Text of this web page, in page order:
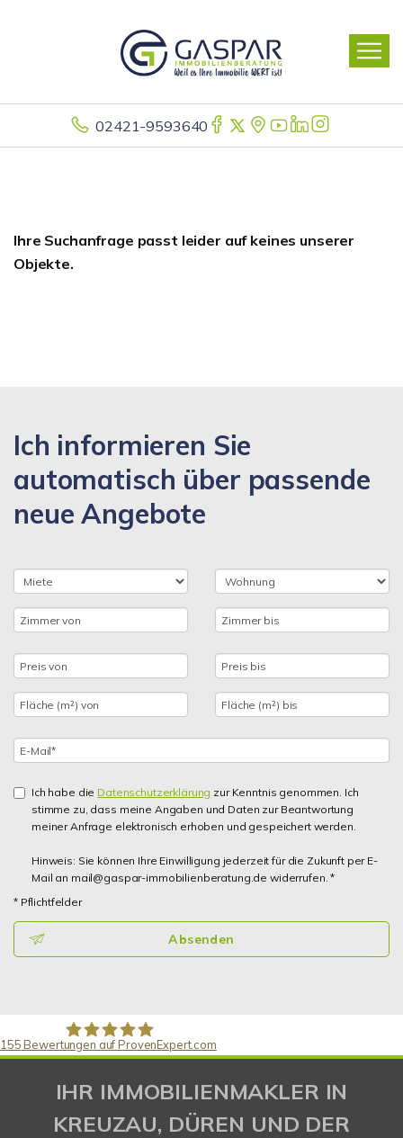
02421-9593640
Ihre Suchanfrage passt leider auf keines unserer
Objekte.
Ich informieren Sie
automatisch über passende
neue Angebote
Ich habe die Datenschutzerklärung zur Kenntnis genommen. Ich
stimme zu, dass meine Angaben und Daten zur Beantwortung
meiner Anfrage elektronisch erhoben und gespeichert werden.
Hinweis: Sie können Ihre Einwilligung jederzeit für die Zukunft per E-
Mail an mail@gaspar-immobilienberatung.de widerrufen. *
* Pflichtfelder
Absenden
Gaspar Immobilienberatung
155 Bewertungen auf ProvenExpert.com
IHR IMMOBILIENMAKLER IN
KREUZAU, DÜREN UND DER